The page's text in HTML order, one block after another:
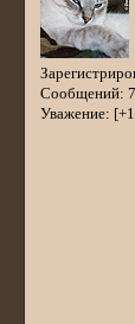
Сообщений:
Уважение: